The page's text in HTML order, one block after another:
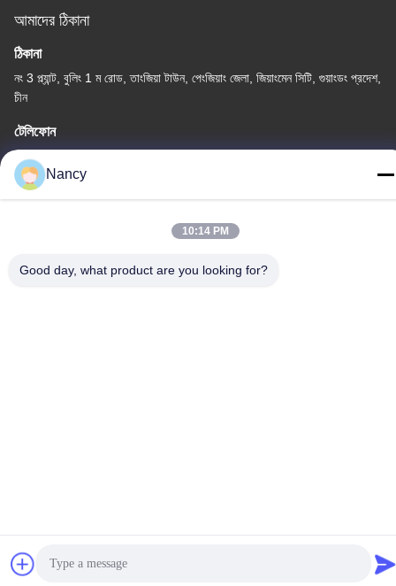
আমাদের ঠিকানা
ঠিকানা
নং 3 প্ল্যান্ট, বুলিং 1 ম রোড, তাংজিয়া টাউন, পেংজিয়াং জেলা, জিয়াংমেন সিটি, গুয়াংডং প্রদেশ,
চীন
টেলিফোন
86-0750-3210960
Nancy
10:14 PM
Good day, what product are you looking for?